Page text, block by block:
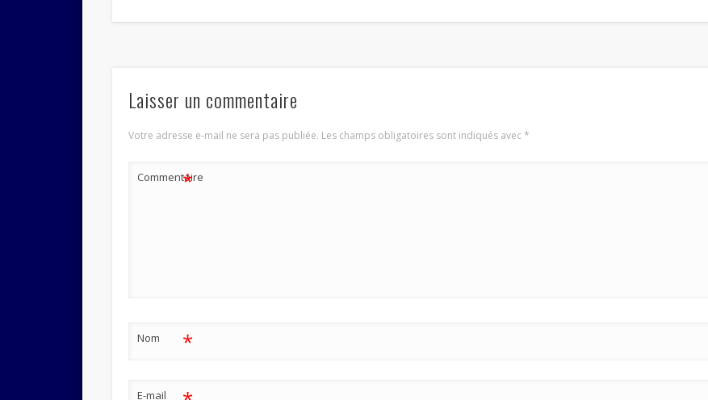
Laisser un commentaire
Votre adresse e-mail ne sera pas publiée. Les champs obligatoires sont indiqués avec*
Commentaire
*
Nom *
E-mail